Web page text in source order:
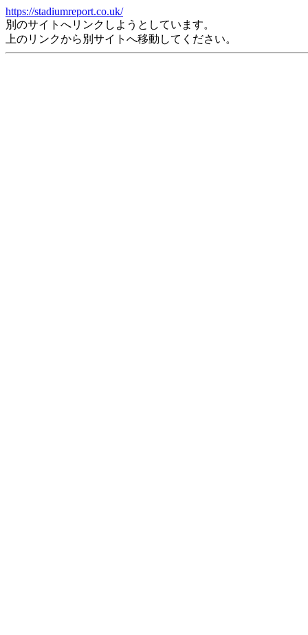
https://stadiumreport.co.uk/
別のサイトへリンクしようとしています。
上のリンクから別サイトへ移動してください。